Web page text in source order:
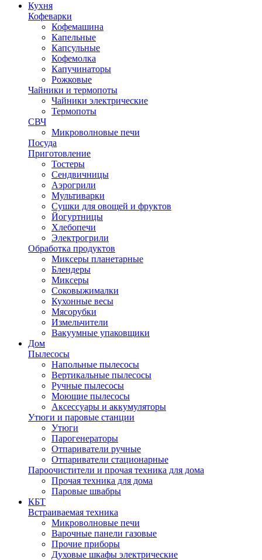
Кухня
Кофеварки
Кофемашина
Капельные
Капсульные
Кофемолка
Капучинаторы
Рожковые
Чайники и термопоты
Чайники электрические
Термопоты
СВЧ
Микроволновые печи
Посуда
Приготовление
Тостеры
Сендвичницы
Аэрогрили
Мультиварки
Сушки для овощей и фруктов
Йогуртницы
Хлебопечи
Электрогрили
Обработка продуктов
Миксеры планетарные
Блендеры
Миксеры
Соковыжималки
Кухонные весы
Мясорубки
Измельчители
Вакуумные упаковщики
Дом
Пылесосы
Напольные пылесосы
Вертикальные пылесосы
Ручные пылесосы
Моющие пылесосы
Аксессуары и аккумуляторы
Утюги и паровые станции
Утюги
Парогенераторы
Отпариватели ручные
Отпариватели стационарные
Пароочистители и прочая техника для дома
Прочая техника для дома
Паровые швабры
КБТ
Встраиваемая техника
Микроволновые печи
Варочные панели газовые
Прочие приборы
Духовые шкафы электрические